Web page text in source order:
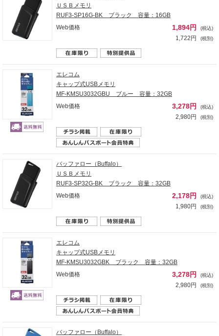
ＵＳＢメモリ
RUF3-SP16G-BK ブラック 容量：16GB
Web価格
1,894円 (税込)
1,722円 (税別)
エレコム
キャップ式USBメモリ
MF-KMSU3032GBU ブルー 容量：32GB
Web価格
3,278円 (税込)
2,980円 (税別)
バッファロー（Buffalo）
ＵＳＢメモリ
RUF3-SP32G-BK ブラック 容量：32GB
Web価格
2,178円 (税込)
1,980円 (税別)
エレコム
キャップ式USBメモリ
MF-KMSU3032GBK ブラック 容量：32GB
Web価格
3,278円 (税込)
2,980円 (税別)
バッファロー（Buffalo）